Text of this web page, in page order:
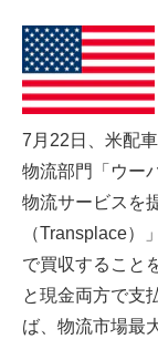
7月22日、米配
物流部門「ウー
物流サービスを
（Transplace）
で買収すること
と現金両方で支
ば、物流市場最